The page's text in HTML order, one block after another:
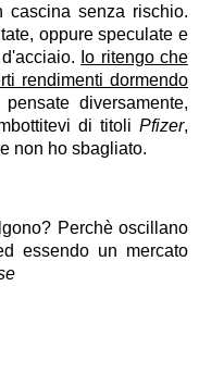
cascina senza rischio.
oppure speculate e
Io ritengo che
rendimenti dormendo
diversamente,
di titoli Pfizer,
non ho sbagliato.
Perchè oscillano
essendo un mercato